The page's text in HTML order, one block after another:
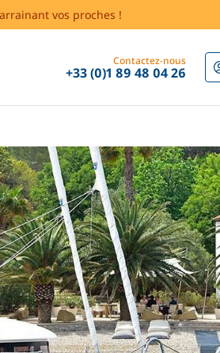
vos proches !
Contactez-nous
+33 (0)1 89 48 04 26